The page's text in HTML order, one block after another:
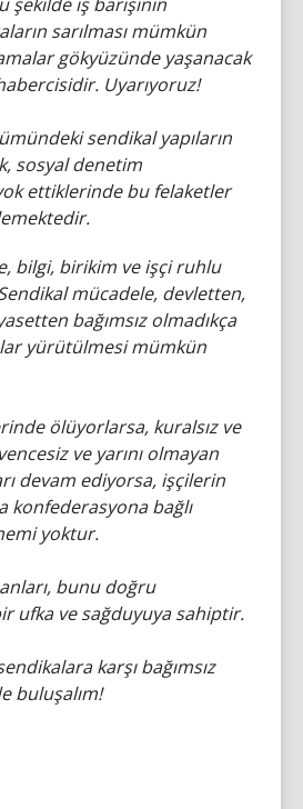
sarılması mümkün
gökyüzünde yaşanacak
Uyarıyoruz!
sendikal yapıların
sosyal denetim
ettiklerinde bu felaketler
bilgi, birikim ve işçi ruhlu
mücadele, devletten,
bağımsız olmadıkça
yürütülmesi mümkün
ölüyorlarsa, kuralsız ve
ve yarını olmayan
devam ediyorsa, işçilerin
konfederasyona bağlı
yoktur.
bunu doğru
ufka ve sağduyuya sahiptir.
karşı bağımsız
buluşalım!